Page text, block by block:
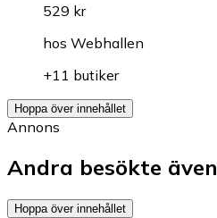
529 kr
hos Webhallen
+11 butiker
Hoppa över innehållet
Annons
Andra besökte även
Hoppa över innehållet